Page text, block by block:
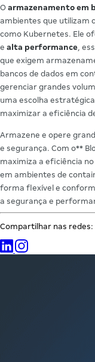
O armazenamento em
ambientes que utilizam
como Kubernetes. Ele
e alta performance,
que exigem
bancos de dados em
gerenciar grandes
uma escolha
maximizar a eficiência
Armazene e opere
e segurança. Com o**
maximiza a eficiência
em ambientes de
forma flexível e
a segurança e
Compartilhar nas redes: